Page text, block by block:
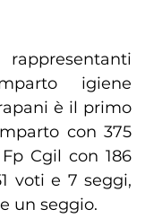
igiene
è il primo
con 375
Cgil con 186
voti e 7 seggi,
un seggio.